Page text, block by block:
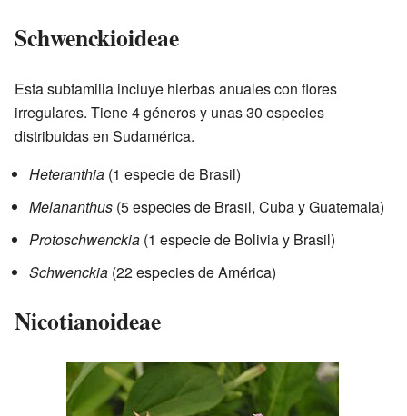
Schwenckioideae
Esta subfamilia incluye hierbas anuales con flores
irregulares. Tiene 4 géneros y unas 30 especies
distribuidas en Sudamérica.
Heteranthia (1 especie de Brasil)
Melananthus (5 especies de Brasil, Cuba y Guatemala)
Protoschwenckia (1 especie de Bolivia y Brasil)
Schwenckia (22 especies de América)
Nicotianoideae